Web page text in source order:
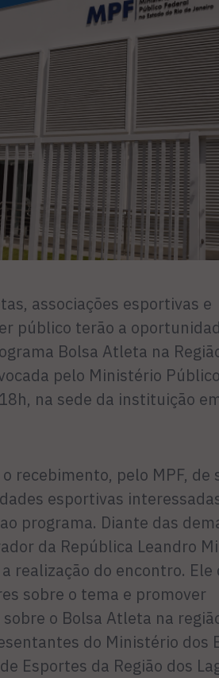
associações esportivas e
público terão a
Bolsa Atleta na
pelo Ministério
na sede da instituição
recebimento, pelo MPF, de
esportivas
programa. Diante das
da República Leandro
realização do encontro.
sobre o tema e promover
o Bolsa Atleta na
do Ministério dos
Esportes da Região dos